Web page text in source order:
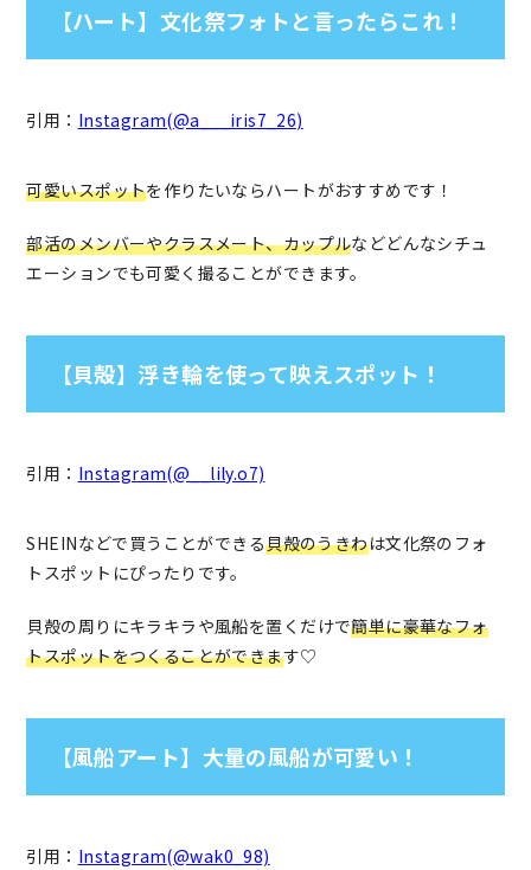
【ハート】文化祭フォトと言ったらこれ！
引用： Instagram(@a___iris7_26)
可愛いスポットを作りたいならハートがおすすめです！
部活のメンバーやクラスメート、カップルなどどんなシチュ
エーションでも可愛く撮ることができます。
【貝殻】浮き輪を使って映えスポット！
引用： Instagram(@__lily.o7)
SHEINなどで買うことができる貝殻のうきわは文化祭のフォ
トスポットにぴったりです。
貝殻の周りにキラキラや風船を置くだけで簡単に豪華なフォ
トスポットをつくることができます♡
【風船アート】大量の風船が可愛い！
引用： Instagram(@wak0_98)